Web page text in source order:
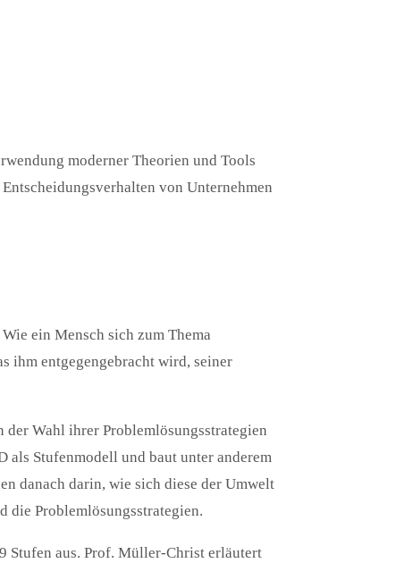
moderner Theorien und Tools
von Unternehmen
ein Mensch sich zum Thema
ihm entgegengebracht wird, seiner
Wahl ihrer Problemlösungsstrategien
als Stufenmodell und baut unter anderem
danach darin, wie sich diese der Umwelt
die Problemlösungsstrategien.
Stufen aus. Prof. Müller-Christ erläutert